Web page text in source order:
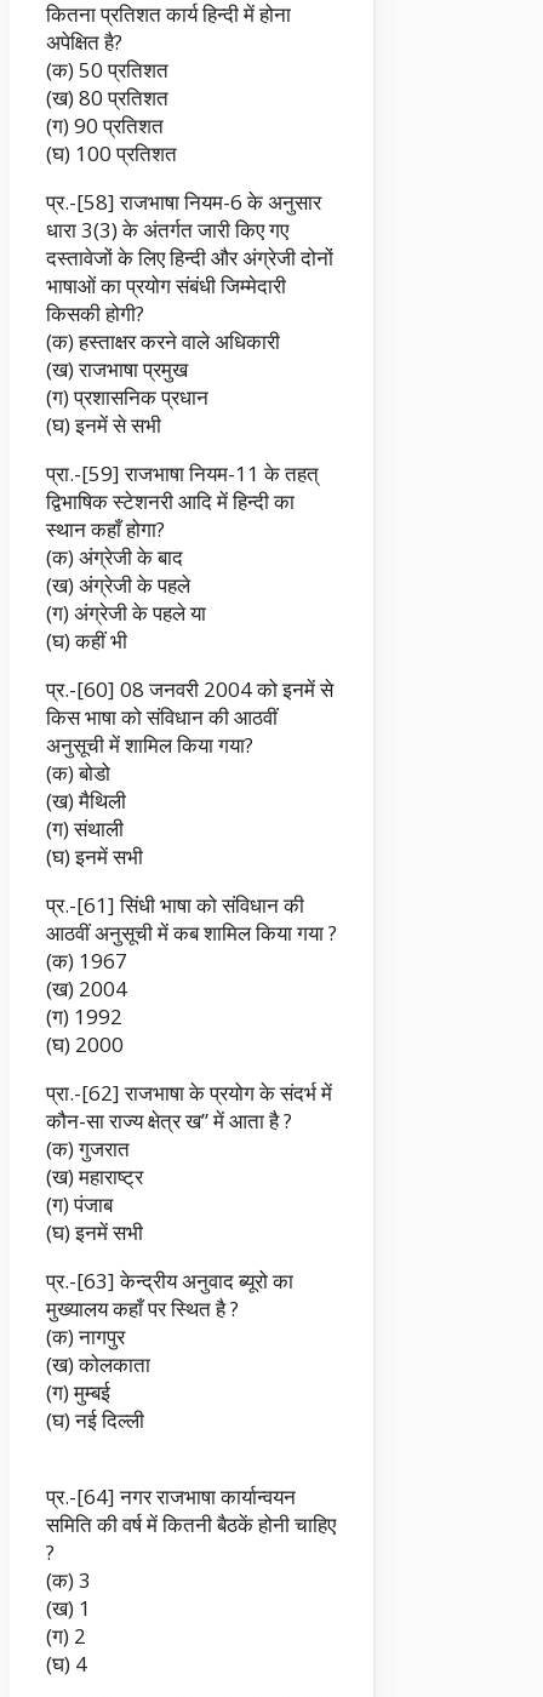
कितना प्रतिशत कार्य हिन्दी में होना
अपेक्षित है?
(क) 50 प्रतिशत
(ख) 80 प्रतिशत
(ग) 90 प्रतिशत
(घ) 100 प्रतिशत
प्र.-[58] राजभाषा नियम-6 के अनुसार
धारा 3(3) के अंतर्गत जारी किए गए
दस्तावेजों के लिए हिन्दी और अंग्रेजी दोनों
भाषाओं का प्रयोग संबंधी जिम्मेदारी
किसकी होगी?
(क) हस्ताक्षर करने वाले अधिकारी
(ख) राजभाषा प्रमुख
(ग) प्रशासनिक प्रधान
(घ) इनमें से सभी
प्रा.-[59] राजभाषा नियम-11 के तहत्
द्विभाषिक स्टेशनरी आदि में हिन्दी का
स्थान कहाँ होगा?
(क) अंग्रेजी के बाद
(ख) अंग्रेजी के पहले
(ग) अंग्रेजी के पहले या
(घ) कहीं भी
प्र.-[60] 08 जनवरी 2004 को इनमें से
किस भाषा को संविधान की आठवीं
अनुसूची में शामिल किया गया?
(क) बोडो
(ख) मैथिली
(ग) संथाली
(घ) इनमें सभी
प्र.-[61] सिंधी भाषा को संविधान की
आठवीं अनुसूची में कब शामिल किया गया ?
(क) 1967
(ख) 2004
(ग) 1992
(घ) 2000
प्रा.-[62] राजभाषा के प्रयोग के संदर्भ में
कौन-सा राज्य क्षेत्र ख” में आता है ?
(क) गुजरात
(ख) महाराष्ट्र
(ग) पंजाब
(घ) इनमें सभी
प्र.-[63] केन्द्रीय अनुवाद ब्यूरो का
मुख्यालय कहाँ पर स्थित है ?
(क) नागपुर
(ख) कोलकाता
(ग) मुम्बई
(घ) नई दिल्ली
प्र.-[64] नगर राजभाषा कार्यान्वयन
समिति की वर्ष में कितनी बैठकें होनी चाहिए
?
(क) 3
(ख) 1
(ग) 2
(घ) 4